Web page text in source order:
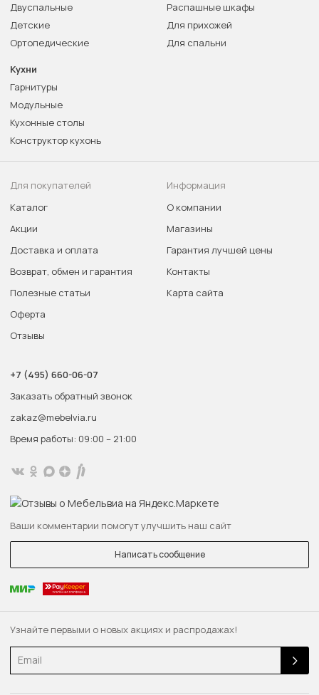
Узнайте первыми о новых акциях и распродажах!
Email
Двуспальные
Детские
Ортопедические
Распашные шкафы
Для прихожей
Для спальни
Кухни
Гарнитуры
Модульные
Кухонные столы
Конструктор кухонь
Для покупателей
Каталог
Акции
Доставка и оплата
Возврат, обмен и гарантия
Полезные статьи
Оферта
Отзывы
Информация
О компании
Магазины
Гарантия лучшей цены
Контакты
Карта сайта
+7 (495) 660-06-07
Заказать обратный звонок
zakaz@mebelvia.ru
Время работы: 09:00 – 21:00
Ваши комментарии помогут улучшить наш сайт
Написать сообщение